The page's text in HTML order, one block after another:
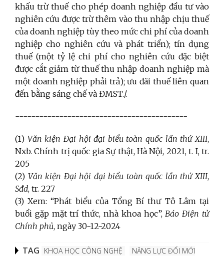
khấu trừ thuế cho phép doanh nghiệp đầu tư vào
nghiên cứu được trừ thêm vào thu nhập chịu thuế
của doanh nghiệp tùy theo mức chi phí của doanh
nghiệp cho nghiên cứu và phát triển); tín dụng
thuế (một tỷ lệ chi phí cho nghiên cứu đặc biệt
được cắt giảm từ thuế thu nhập doanh nghiệp mà
một doanh nghiệp phải trả); ưu đãi thuế liên quan
đến bằng sáng chế và ĐMST./.
-------------------------------------------
(1) Văn kiện Đại hội đại biểu toàn quốc lần thứ XIII,
Nxb. Chính trị quốc gia Sự thật, Hà Nội, 2021, t. I, tr.
205
(2) Văn kiện Đại hội đại biểu toàn quốc lần thứ XIII,
Sđd, tr. 227
(3) Xem: “Phát biểu của Tổng Bí thư Tô Lâm tại
buổi gặp mặt trí thức, nhà khoa học”,Báo Điện tử
Chính phủ, ngày 30-12-2024
TAG KHOA HỌC CÔNG NGHỆ
NĂNG LỰC ĐỔI MỚI